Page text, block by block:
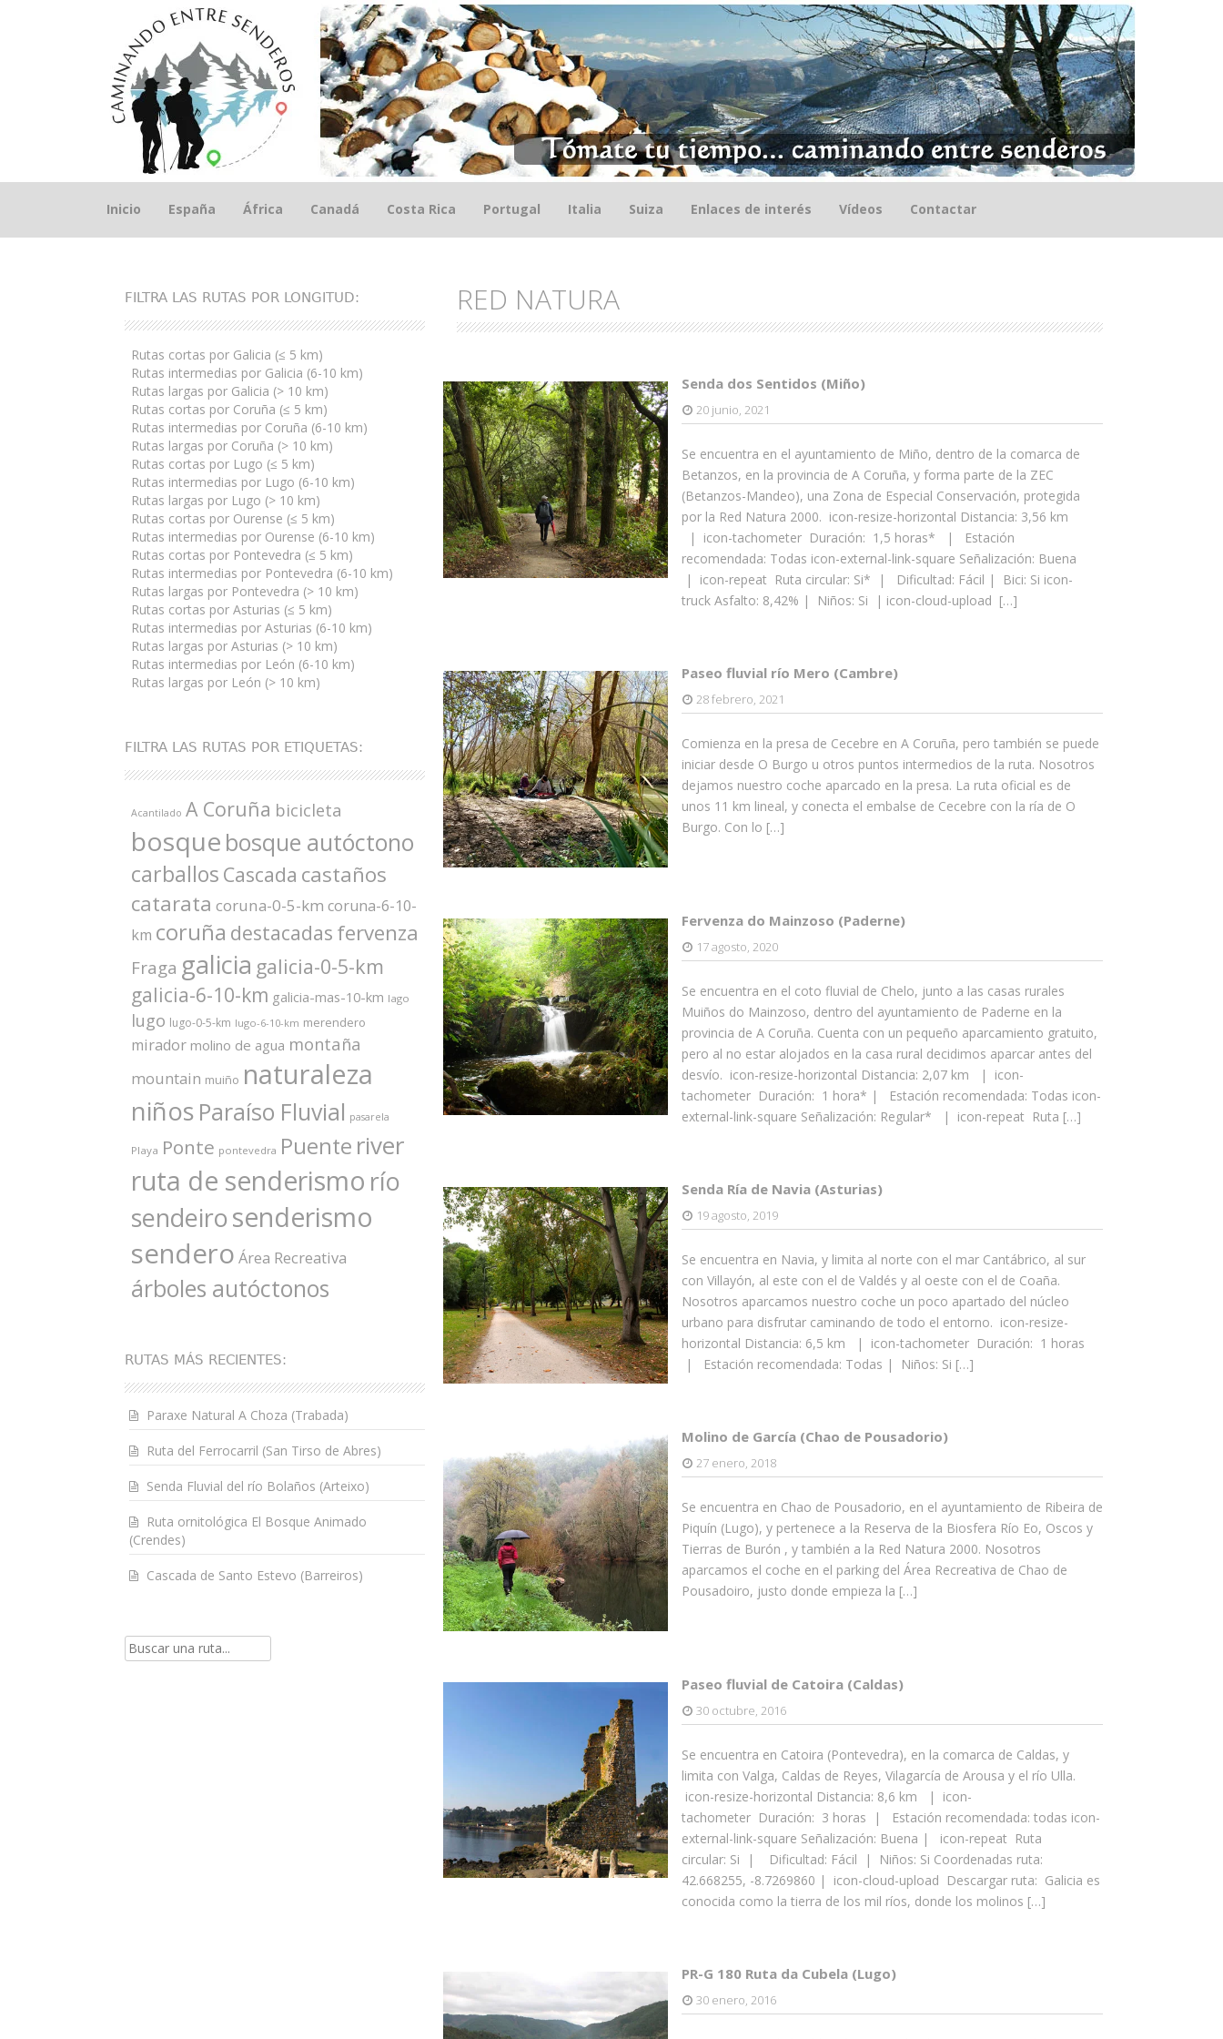
Saltar
Inicio España África Canadá Costa Rica Portugal Italia Suiza Enlaces de interés Vídeos Contactar
RED NATURA
Senda dos Sentidos (Miño)
20 junio, 2021
Se encuentra en el ayuntamiento de Miño, dentro de la comarca de
Betanzos, en la provincia de A Coruña, y forma parte de la ZEC
(Betanzos-Mandeo), una Zona de Especial Conservación, protegida
por la Red Natura 2000. icon-resize-horizontal Distancia: 3,56 km
| icon-tachometer Duración: 1,5 horas* | Estación
recomendada: Todas icon-external-link-square Señalización: Buena
| icon-repeat Ruta circular: Si* | Dificultad: Fácil | Bici: Si icon-
truck Asfalto: 8,42% | Niños: Si | icon-cloud-upload […]
Paseo fluvial río Mero (Cambre)
28 febrero, 2021
Comienza en la presa de Cecebre en A Coruña, pero también se puede
iniciar desde O Burgo u otros puntos intermedios de la ruta. Nosotros
dejamos nuestro coche aparcado en la presa. La ruta oficial es de
unos 11 km lineal, y conecta el embalse de Cecebre con la ría de O
Burgo. Con lo […]
Fervenza do Mainzoso (Paderne)
17 agosto, 2020
Se encuentra en el coto fluvial de Chelo, junto a las casas rurales
Muiños do Mainzoso, dentro del ayuntamiento de Paderne en la
provincia de A Coruña. Cuenta con un pequeño aparcamiento gratuito,
pero al no estar alojados en la casa rural decidimos aparcar antes del
desvío. icon-resize-horizontal Distancia: 2,07 km | icon-
tachometer Duración: 1 hora* | Estación recomendada: Todas icon-
external-link-square Señalización: Regular* | icon-repeat Ruta […]
Senda Ría de Navia (Asturias)
19 agosto, 2019
Se encuentra en Navia, y limita al norte con el mar Cantábrico, al sur
con Villayón, al este con el de Valdés y al oeste con el de Coaña.
Nosotros aparcamos nuestro coche un poco apartado del núcleo
urbano para disfrutar caminando de todo el entorno. icon-resize-
horizontal Distancia: 6,5 km | icon-tachometer Duración: 1 horas
| Estación recomendada: Todas | Niños: Si […]
Molino de García (Chao de Pousadorio)
27 enero, 2018
Se encuentra en Chao de Pousadorio, en el ayuntamiento de Ribeira de
Piquín (Lugo), y pertenece a la Reserva de la Biosfera Río Eo, Oscos y
Tierras de Burón , y también a la Red Natura 2000. Nosotros
aparcamos el coche en el parking del Área Recreativa de Chao de
Pousadoiro, justo donde empieza la […]
Paseo fluvial de Catoira (Caldas)
30 octubre, 2016
Se encuentra en Catoira (Pontevedra), en la comarca de Caldas, y
limita con Valga, Caldas de Reyes, Vilagarcía de Arousa y el río Ulla.
icon-resize-horizontal Distancia: 8,6 km | icon-
tachometer Duración: 3 horas | Estación recomendada: todas icon-
external-link-square Señalización: Buena | icon-repeat Ruta
circular: Si | Dificultad: Fácil | Niños: Si Coordenadas ruta:
42.668255, -8.7269860 | icon-cloud-upload Descargar ruta: Galicia es
conocida como la tierra de los mil ríos, donde los molinos […]
PR-G 180 Ruta da Cubela (Lugo)
30 enero, 2016
FILTRA LAS RUTAS POR LONGITUD:
Rutas cortas por Galicia (≤ 5 km)
Rutas intermedias por Galicia (6-10 km)
Rutas largas por Galicia (> 10 km)
Rutas cortas por Coruña (≤ 5 km)
Rutas intermedias por Coruña (6-10 km)
Rutas largas por Coruña (> 10 km)
Rutas cortas por Lugo (≤ 5 km)
Rutas intermedias por Lugo (6-10 km)
Rutas largas por Lugo (> 10 km)
Rutas cortas por Ourense (≤ 5 km)
Rutas intermedias por Ourense (6-10 km)
Rutas cortas por Pontevedra (≤ 5 km)
Rutas intermedias por Pontevedra (6-10 km)
Rutas largas por Pontevedra (> 10 km)
Rutas cortas por Asturias (≤ 5 km)
Rutas intermedias por Asturias (6-10 km)
Rutas largas por Asturias (> 10 km)
Rutas intermedias por León (6-10 km)
Rutas largas por León (> 10 km)
FILTRA LAS RUTAS POR ETIQUETAS:
Acantilado A Coruña bicicleta
bosque bosque autóctono
carballos Cascada castaños
catarata coruna-0-5-km coruna-6-10-
km coruña destacadas fervenza
Fraga galicia galicia-0-5-km
galicia-6-10-km galicia-mas-10-km lago
lugo lugo-0-5-km lugo-6-10-km merendero
mirador molino de agua montaña
mountain muiño naturaleza
niños Paraíso Fluvial pasarela
Playa Ponte pontevedra Puente river
ruta de senderismo río
sendeirosenderismo
sendero Área Recreativa
árboles autóctonos
RUTAS MÁS RECIENTES:
Paraxe Natural A Choza (Trabada)
Ruta del Ferrocarril (San Tirso de Abres)
Senda Fluvial del río Bolaños (Arteixo)
Ruta ornitológica El Bosque Animado
(Crendes)
Cascada de Santo Estevo (Barreiros)